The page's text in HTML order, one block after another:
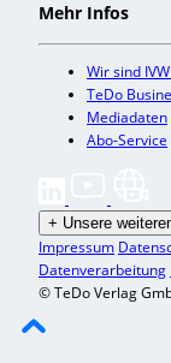
Mehr Infos
Wir sind
TeDo
Mediadaten
Abo-Service
+ Unsere
Impressum
Datenverarbeitung
© TeDo Verlag